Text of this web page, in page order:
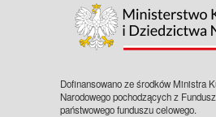
Dofinansowano ze środków Ministra
Narodowego pochodzących z
państwowego funduszu celowego.